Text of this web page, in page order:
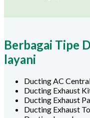
Berbagai Tipe
layani
Ducting AC
Ducting Exhaust
Ducting Exhaust
Ducting Exhaust